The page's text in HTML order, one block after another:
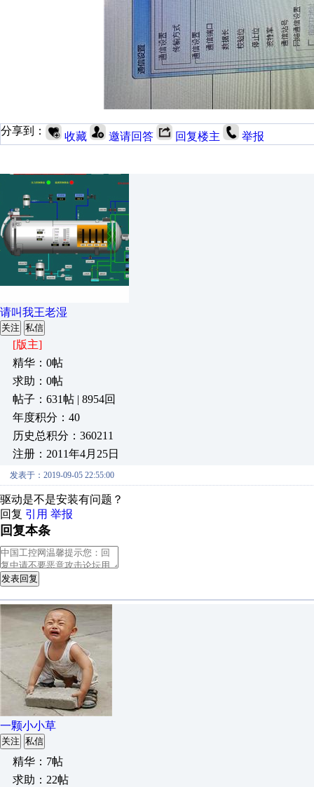
分享到： 收藏 邀请回答 回复楼主 举报
请叫我王老湿
关注 私信
[版主]
精华：0帖
求助：0帖
帖子：631帖 | 8954回
年度积分：40
历史总积分：360211
注册：2011年4月25日
发表于：2019-09-05 22:55:00
驱动是不是安装有问题？
回复 引用 举报
回复本条
发表回复
一颗小小草
关注 私信
精华：7帖
求助：22帖